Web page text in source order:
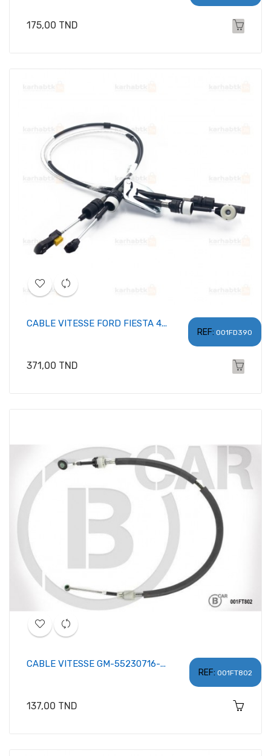
Prix
175,00 TND
REF: 001FD390
CABLE VITESSE FORD FIESTA 4...
Prix
371,00 TND
REF: 001FT802
CABLE VITESSE GM-55230716-...
Prix
137,00 TND